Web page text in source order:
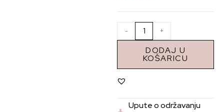
- +
DODAJ U
KOŠARICU
Upute o održavanju